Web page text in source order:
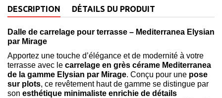
DESCRIPTION DÉTAILS DU PRODUIT
Dalle de carrelage pour terrasse – Mediterranea Elysian
par Mirage
Apportez une touche d’élégance et de modernité à votre
terrasse avec le carrelage en grès cérame Mediterranea
de la gamme Elysian par Mirage. Conçu pour une pose
sur plots, ce revêtement haut de gamme se distingue par
son esthétique minimaliste enrichie de détails